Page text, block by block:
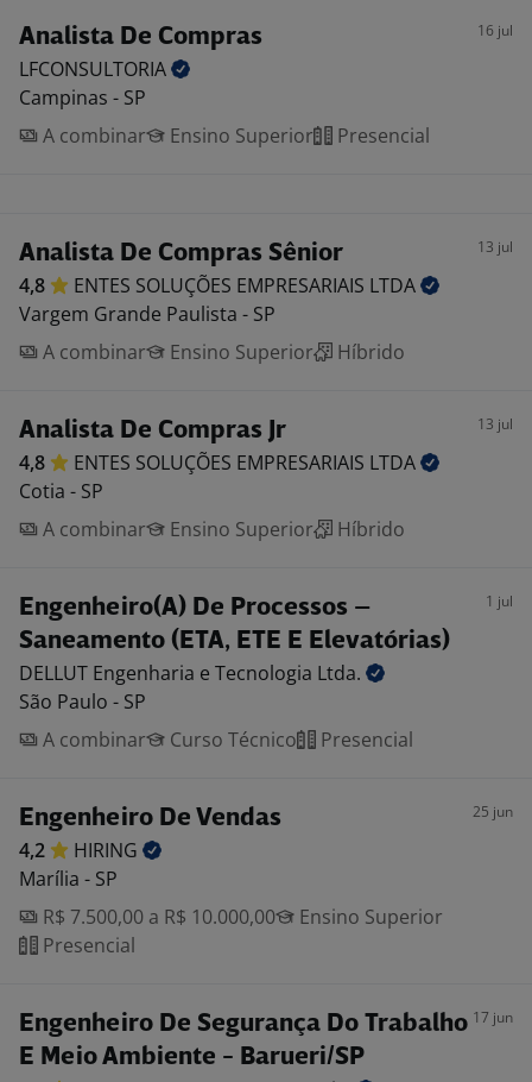
Analista De Compras 16 jul
LFCONSULTORIA
Campinas - SP
A combinar
Ensino Superior Presencial
Analista De Compras Sênior 13 jul
4,8 ENTES SOLUÇÕES EMPRESARIAIS LTDA
Vargem Grande Paulista - SP
A combinar
Ensino Superior Híbrido
Analista De Compras Jr 13 jul
4,8 ENTES SOLUÇÕES EMPRESARIAIS LTDA
Cotia - SP
A combinar
Ensino Superior Híbrido
Engenheiro(A) De Processos –
Saneamento (ETA, ETE E Elevatórias)
1 jul
DELLUT Engenharia e Tecnologia Ltda.
São Paulo - SP
A combinar
Curso Técnico Presencial
Engenheiro De Vendas 25 jun
4,2
HIRING
Marília - SP
R$ 7.500,00 a R$ 10.000,00
Ensino Superior
Presencial
Engenheiro De Segurança Do Trabalho
E Meio Ambiente - Barueri/SP
17 jun